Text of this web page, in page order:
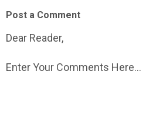
Post a Comment
Dear Reader,
Enter Your Comments Here...